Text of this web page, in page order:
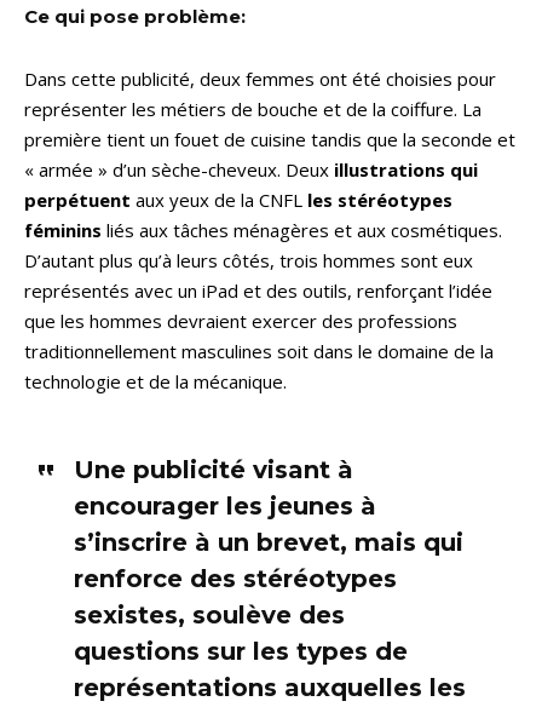
Ce qui pose problème:
Dans cette publicité, deux femmes ont été choisies pour
représenter les métiers de bouche et de la coiffure. La
première tient un fouet de cuisine tandis que la seconde et
« armée » d’un sèche-cheveux. Deux illustrations qui
perpétuent aux yeux de la CNFL les stéréotypes
féminins liés aux tâches ménagères et aux cosmétiques.
D’autant plus qu’à leurs côtés, trois hommes sont eux
représentés avec un iPad et des outils, renforçant l’idée
que les hommes devraient exercer des professions
traditionnellement masculines soit dans le domaine de la
technologie et de la mécanique.
Une publicité visant à
encourager les jeunes à
s’inscrire à un brevet, mais qui
renforce des stéréotypes
sexistes, soulève des
questions sur les types de
représentations auxquelles les